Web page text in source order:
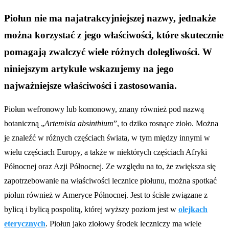
Piołun nie ma najatrakcyjniejszej nazwy, jednakże
można korzystać z jego właściwości, które skutecznie
pomagają zwalczyć wiele różnych dolegliwości. W
niniejszym artykule wskazujemy na jego
najważniejsze właściwości i zastosowania.
Piołun wefronowy lub komonowy, znany również pod nazwą
botaniczną „Artemisia absinthium”, to dziko rosnące zioło. Można
je znaleźć w różnych częściach świata, w tym między innymi w
wielu częściach Europy, a także w niektórych częściach Afryki
Północnej oraz Azji Północnej. Ze względu na to, że zwiększa się
zapotrzebowanie na właściwości lecznice piołunu, można spotkać
piołun również w Ameryce Północnej. Jest to ścisłe związane z
bylicą i bylicą pospolitą, której wyższy poziom jest w olejkach
eterycznych. Piołun jako ziołowy środek leczniczy ma wiele